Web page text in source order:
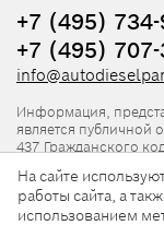
+7 (495)
+7 (495)
Информация,
является публичной
437 Гражданского
Нормативная
ADP в
На сайте
работы сайта, а
использованием